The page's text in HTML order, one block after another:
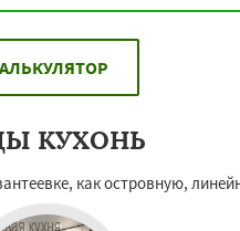
КУХОНЬ
как островную,